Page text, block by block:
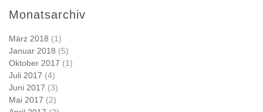
Monatsarchiv
März 2018 (1)
Januar 2018 (5)
Oktober 2017 (1)
Juli 2017 (4)
Juni 2017 (3)
Mai 2017 (2)